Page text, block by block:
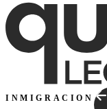
INMIGRACION